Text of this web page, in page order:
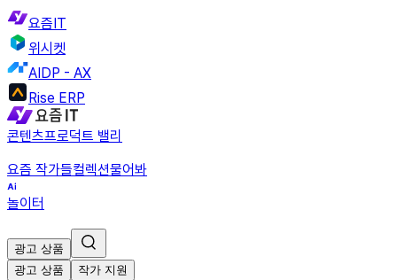
요즘IT
위시켓
AIDP - AX
Rise ERP
콘텐츠프로덕트 밸리
요즘 작가들컬렉션물어봐
놀이터
광고 상품
광고 상품
작가 지원